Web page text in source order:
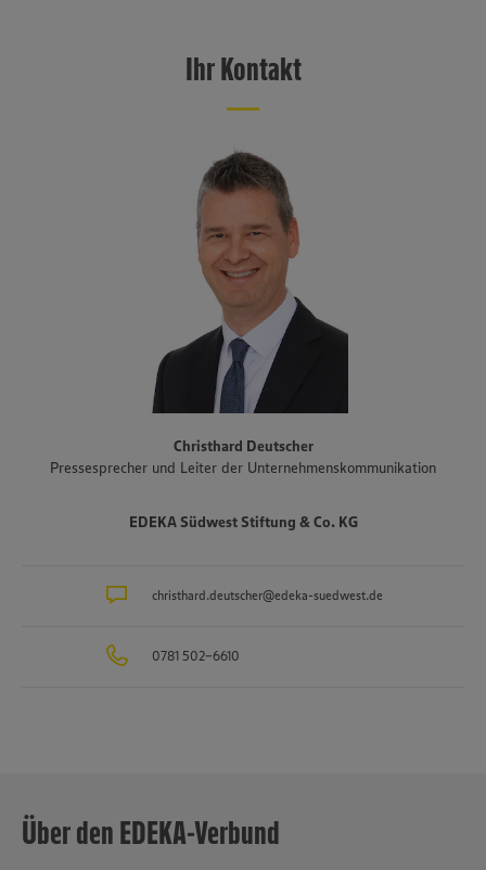
einen Verbund-Einzelhandelsumsatz von 11 Milliarden Euro. Mit rund
1.100 Märkten, größtenteils betrieben von selbstständigen
Hessens und Teile Bayerns. Zum Unternehmensverbund gehören
auch der Fleisch- und Wurstwarenhersteller EDEKA Südwest Fleisch
inklusive Produktionsstandort Schwarzwaldhof für Schwarzwälder
Schinken und geräucherte Produkte, die Bäckereigruppe Backkultur,
der Mineralbrunnen Schwarzwald-Sprudel, der Ortenauer
Weinkeller und der Fischwarenspezialist Frischkost. Einer der
Schwerpunkte des Sortiments der Märkte liegt auf Produkten aus
der Region. Im Rahmen der Regionalmarke „Unsere Heimat“
arbeitet EDEKA Südwest beispielsweise mit mehr als 1.500
Erzeugern und Lieferanten aus Bundesländern des Vertriebsgebiets
zusammen. Eine Auswahl an Partnerbetrieben der regionalen
Landwirtschaft im Überblick gibt es unter
Unternehmensverbund, inklusive des selbständigen Einzelhandels,
ist mit rund 47.000 Mitarbeitenden, darunter etwa 3.400
Arbeitgeber und Ausbilder in der Region. Insgesamt etwa 10.000
Mitarbeitende arbeiten an den Bedientheken für Fleisch und Wurst
Ihr Kontakt
Christhard Deutscher
Pressesprecher und Leiter der Unternehmenskommunikation
EDEKA Südwest Stiftung & Co. KG
christhard.deutscher@edeka-suedwest.de
0781 502-6610
Über den EDEKA-Verbund